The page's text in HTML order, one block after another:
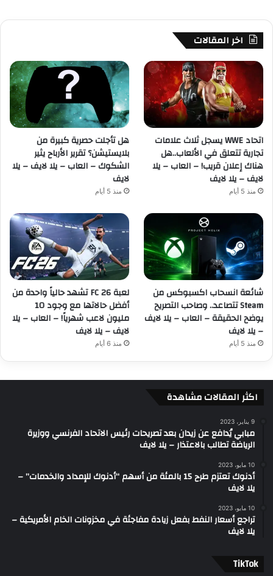
اخر المقالات
اتحاد WWE يسجل ثلاث علامات
تجارية تتعلق في الألعاب..هل
هناك إعلان قريب! – العاب – يلا
لايف – يلا لايف
منذ 5 أيام
هل تأجلت حصرية كبيرة من
بلايستيشن؟ تقرير الأرباح يثير
الشكوك – العاب – يلا لايف – يلا
لايف
منذ 5 أيام
شائعة انسحاب اكسبوكس من
Steam تتصاعد.. وصاحب التصريح
يوضح الحقيقة – العاب – يلا لايف
– يلا لايف
منذ 5 أيام
لعبة FC 26 تشهد حالياً واحدة من
أفضل حالاتها مع وجود 10
مليون لاعب شهرياً! – العاب – يلا
لايف – يلا لايف
منذ 6 أيام
اكثر المقالات مشاهدة
9 يناير، 2023
مبابي يُدافع عن زيدان بعد تصريحات رئيس الاتحاد الفرنسي ووزيرة
الرياضة تطالب بالاعتذار – يلا لايف
10 مايو، 2023
أدنوك تعتزم طرح 15 بالمئة من أسهم “أدنوك للإمداد والخدمات” –
يلا لايف
10 مايو، 2023
تراجع أسعار النفط بفعل زيادة مفاجئة في مخزونات الخام الأمريكية –
يلا لايف
‫TikTok